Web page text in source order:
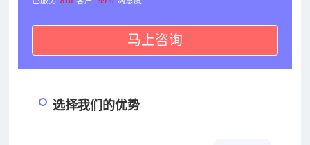
马上咨询
选择我们的优势